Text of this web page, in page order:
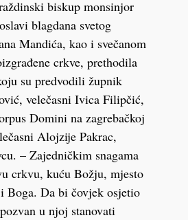
biskup monsinjor
blagdana svetog
Mandića, kao i svečanom
crkve, prethodila
su predvodili župnik
velečasni Ivica Filipčić,
Domini na zagrebačkoj
Alojzije Pakrac,
– Zajedničkim snagama
crkvu, kuću Božju, mjesto
Boga. Da bi čovjek osjetio
u njoj stanovati